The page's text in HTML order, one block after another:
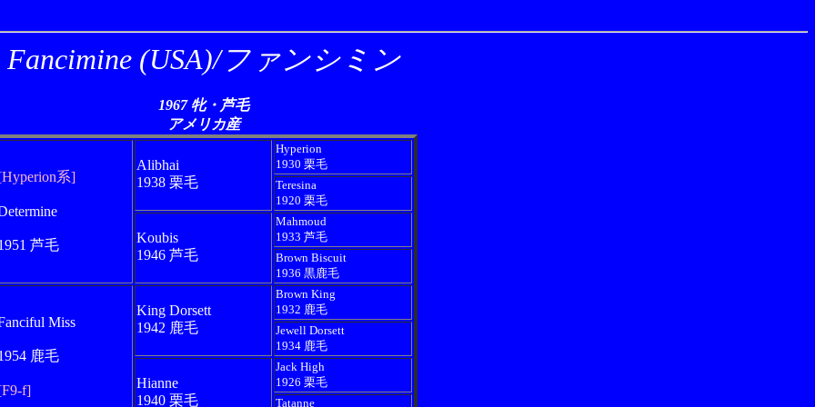
Fancimine (USA)/ファンシミン
1967 牝・芦毛
アメリカ産
系]
芦毛
Alibhai
1938 栗毛
Hyperion
1930 栗毛
Teresina
1920 栗毛
Koubis
1946 芦毛
Mahmoud
1933 芦毛
Brown Biscuit
1936 黒鹿毛
Miss
鹿毛
f]
King Dorsett
1942 鹿毛
Brown King
1932 鹿毛
Jewell Dorsett
1934 鹿毛
Hianne
1940 栗毛
Jack High
1926 栗毛
Tatanne